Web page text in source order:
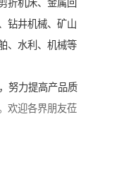
折机床、金属回
钻井机械、矿山
、水利、机械等
努力提高产品质
欢迎各界朋友莅